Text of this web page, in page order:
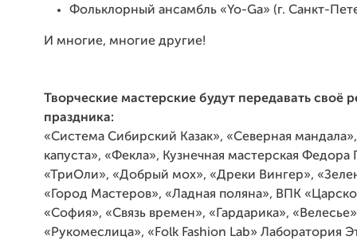
Фольклорный ансамбль «Yo-Ga» (г. Санкт-
И многие, многие другие!
Творческие мастерские будут передавать своё
праздника:
«Система Сибирский Казак», «Северная
капуста», «Фекла», Кузнечная мастерская Федора
«ТриОли», «Добрый мох», «Дреки Вингер»,
«Город Мастеров», «Ладная поляна», ВПК
«София», «Связь времен», «Гардарика»,
«Рукомеслица», «Folk Fashion Lab» Лаборатория